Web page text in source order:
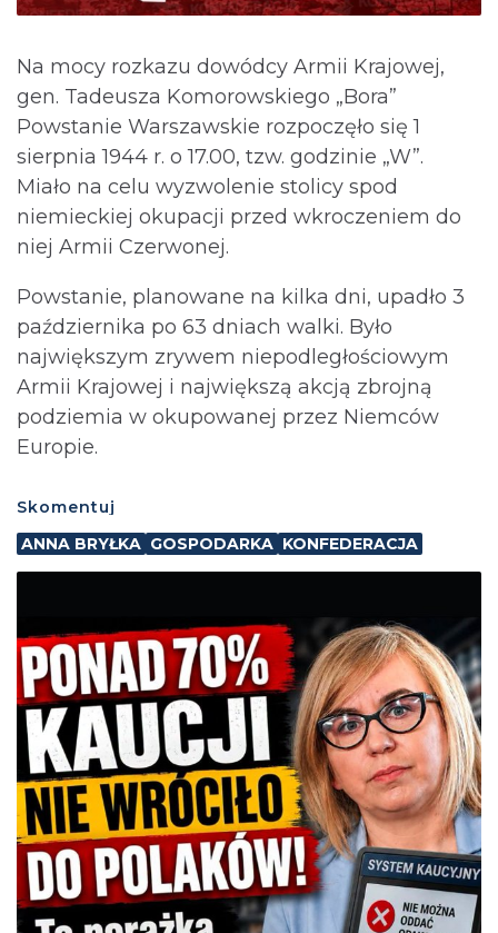
Na mocy rozkazu dowódcy Armii Krajowej,
gen. Tadeusza Komorowskiego „Bora”
Powstanie Warszawskie rozpoczęło się 1
sierpnia 1944 r. o 17.00, tzw. godzinie „W”.
Miało na celu wyzwolenie stolicy spod
niemieckiej okupacji przed wkroczeniem do
niej Armii Czerwonej.
Powstanie, planowane na kilka dni, upadło 3
października po 63 dniach walki. Było
największym zrywem niepodległościowym
Armii Krajowej i największą akcją zbrojną
podziemia w okupowanej przez Niemców
Europie.
Skomentuj
ANNA BRYŁKA GOSPODARKA KONFEDERACJA